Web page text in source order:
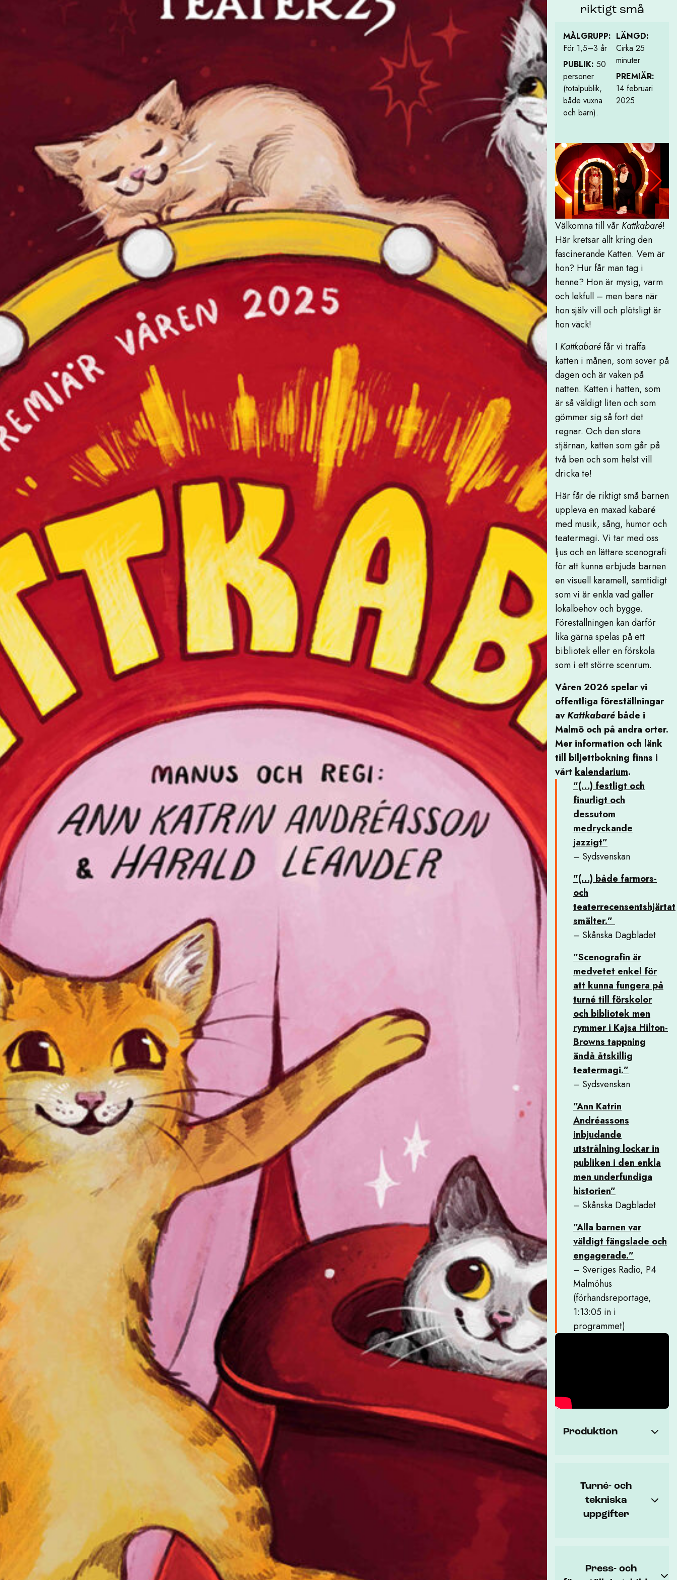
riktigt små
MÅLGRUPP:
För 1,5–3 år
PUBLIK: 50
personer
(totalpublik,
både vuxna
och barn).
LÄNGD:
Cirka 25
minuter
PREMIÄR:
14 februari
2025
Välkomna till vår Kattkabaré!
Här kretsar allt kring den
fascinerande Katten. Vem är
hon? Hur får man tag i
henne? Hon är mysig, varm
och lekfull – men bara när
hon själv vill och plötsligt är
hon väck!
I Kattkabaréfår vi träffa
katten i månen, som sover på
dagen och är vaken på
natten. Katten i hatten, som
är så väldigt liten och som
gömmer sig så fort det
regnar. Och den stora
stjärnan, katten som går på
två ben och som helst vill
dricka te!
Här får de riktigt små barnen
uppleva en maxad kabaré
med musik, sång, humor och
teatermagi. Vi tar med oss
ljus och en lättare scenografi
för att kunna erbjuda barnen
en visuell karamell, samtidigt
som vi är enkla vad gäller
lokalbehov och bygge.
Föreställningen kan därför
lika gärna spelas på ett
bibliotek eller en förskola
som i ett större scenrum.
Våren 2026 spelar vi
offentliga föreställningar
avKattkabaré både i
Malmö och på andra orter.
Mer information och länk
till biljettbokning finns i
vårt kalendarium.
”(…) festligt och
finurligt och
dessutom
medryckande
jazzigt”
– Sydsvenskan
”(…) både farmors-
och
teaterrecensentshjärtat
smälter.”
– Skånska Dagbladet
”Scenografin är
medvetet enkel för
att kunna fungera på
turné till förskolor
och bibliotek men
rymmer i Kajsa Hilton-
Browns tappning
ändå åtskillig
teatermagi.”
– Sydsvenskan
”Ann Katrin
Andréassons
inbjudande
utstrålning lockar in
publiken i den enkla
men underfundiga
historien”
– Skånska Dagbladet
”Alla barnen var
väldigt fängslade och
engagerade.”
– Sveriges Radio, P4
Malmöhus
(förhandsreportage,
1:13:05 in i
programmet)
Produktion
Turné- och
tekniska
uppgifter
Press- och